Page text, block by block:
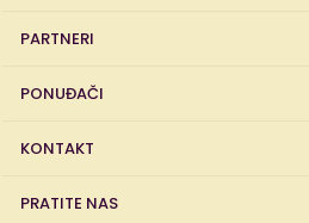
PARTNERI
PONUĐAČI
KONTAKT
PRATITE NAS